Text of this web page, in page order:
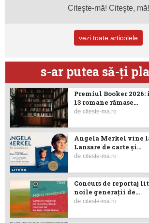
Citeşte-mă! Citeşte, mă!
vezi toate articolele
s-ar putea să-ţi
Premiul Booker
13 romane rămase...
deciteste-ma.ro
Angela Merkel vine
Lansare de carte şi...
deciteste-ma.ro
Concurs de reportaj
noile generații de...
deciteste-ma.ro